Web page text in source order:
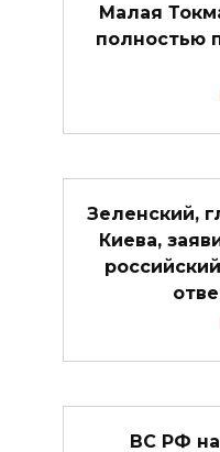
Малая
полностью
Зеленский,
Киева,
ВС РФ